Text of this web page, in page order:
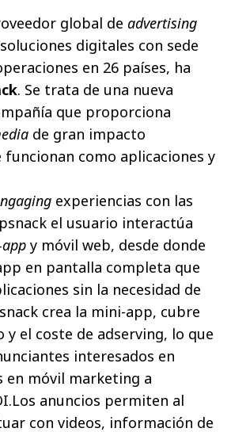
global de advertising
digitales con sede
en 26 países, ha
. Se trata de una nueva
que proporciona
de gran impacto
como aplicaciones y
experiencias con las
el usuario interactúa
y móvil web, desde donde
en pantalla completa que
sin la necesidad de
crea la mini-app, cubre
y el coste de adserving, lo que
interesados en
en móvil marketing a
Los anuncios permiten al
con videos, información de